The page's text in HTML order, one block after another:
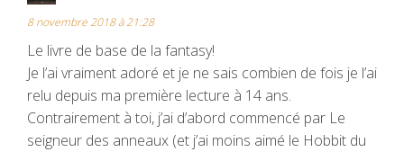
k
t
8 novembre 2018 à 21:28
Le livre de base de la fantasy!
Je l’ai vraiment adoré et je ne sais combien de fois je l’ai
relu depuis ma première lecture à 14 ans.
Contrairement à toi, j’ai d’abord commencé par Le
seigneur des anneaux (et j’ai moins aimé le Hobbit du